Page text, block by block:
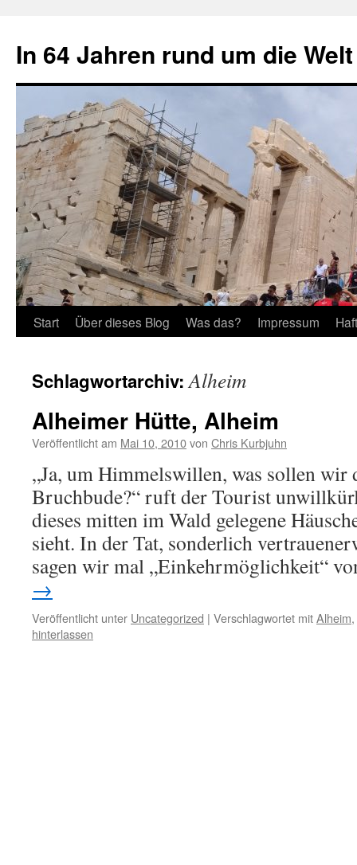
springen
In 64 Jahren rund um die Welt
Start Über dieses Blog Was das? Impressum
Schlagwortarchiv:Alheim
Alheimer Hütte, Alheim
Veröffentlicht am Mai 10, 2010von Chris Kurbjuhn
„Ja, um Himmelswillen, was sollen wir
Bruchbude?“ ruft der Tourist
dieses mitten im Wald gelegene
sieht. In der Tat, sonderlich
sagen wir mal „Einkehrmöglichkeit“
→
Veröffentlicht unter Uncategorized | Verschlagwortet mitAlheim,
hinterlassen